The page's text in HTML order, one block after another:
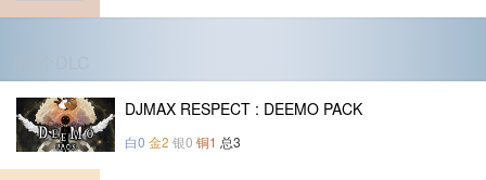
DJMAX RESPECT : DEEMO PACK
白0 金2 银0 铜1 总3